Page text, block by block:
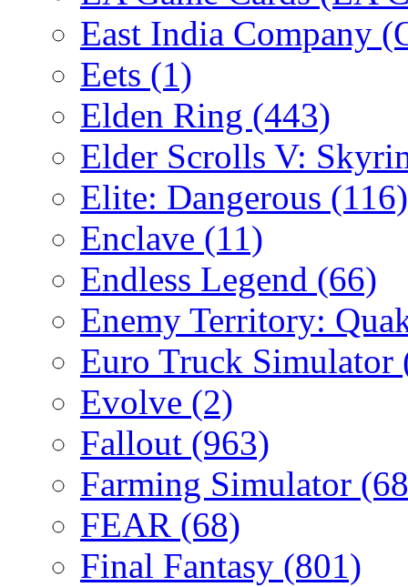
East India Company
Eets (1)
Elden Ring (443)
Elder Scrolls V:
Elite: Dangerous (116)
Enclave (11)
Endless Legend (66)
Enemy Territory:
Euro Truck Simulator
Evolve (2)
Fallout (963)
Farming Simulator
FEAR (68)
Final Fantasy (801)